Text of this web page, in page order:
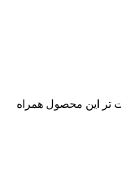
کیفیت تر این محصول همراه